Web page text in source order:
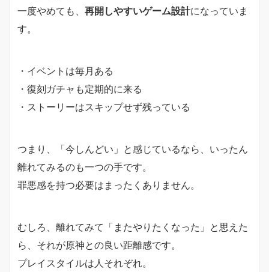
一度やめても、 再開しやすいゲーム設計になっていま
す。
・イベントは毎月ある
・復刻ガチャも定期的に来る
・ストーリーはスキップせず残っている
つまり、「今しんどい」と感じているなら、いったん
離れてみるのも一つの手です。
罪悪感を持つ必要はまったくありません。
むしろ、離れてみて「またやりたくなった」と思えた
ら、それが原神との良い距離感です。
プレイスタイルは人それぞれ。